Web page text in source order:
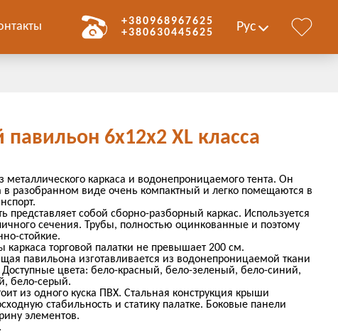
+380968967625
+380630445625
Рус
павильон 6х12х2 ХL класса
металлического каркаса и водонепроницаемого тента. Он
в разобранном виде очень компактный и легко помещаются в
представляет собой сборно-разборный каркас. Используется
сечения. Трубы, полностью оцинкованные и поэтому
стойкие.
торговой палатки не превышает 200 см.
павильона изготавливается из водонепроницаемой ткани
цвета: бело-красный, бело-зеленый, бело-синий,
бело-серый.
из одного куска ПВХ. Стальная конструкция крыши
стабильность и статику палатке. Боковые панели
элементов.